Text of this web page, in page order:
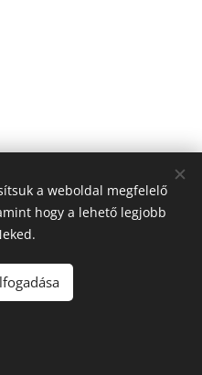
fenntartva
a weboldal megfelelő
hogy a lehető legjobb